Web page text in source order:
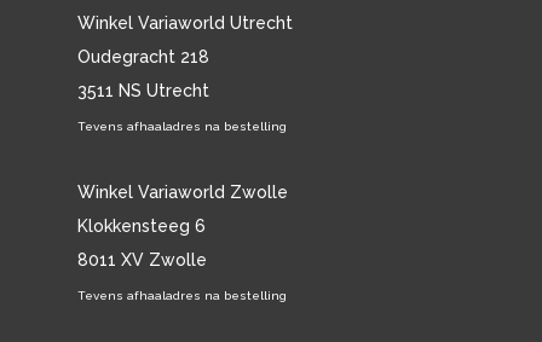
Winkel Variaworld Utrecht
Oudegracht 218
3511 NS Utrecht
Tevens afhaaladres na bestelling
Winkel Variaworld Zwolle
Klokkensteeg 6
8011 XV Zwolle
Tevens afhaaladres na bestelling